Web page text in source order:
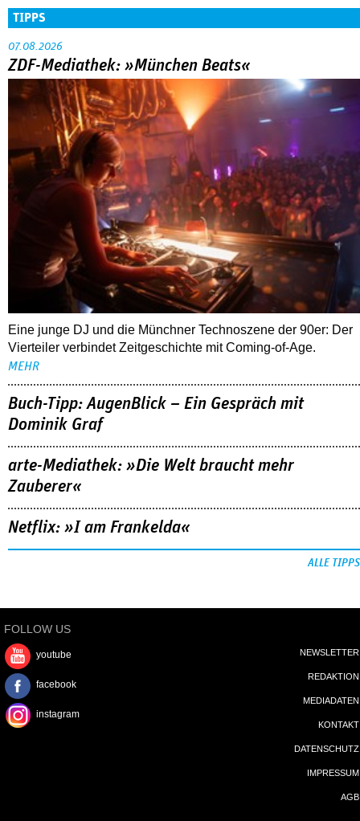
TIPPS
07.08.2026
ZDF-Mediathek: »München Beats«
Eine junge DJ und die Münchner Technoszene der 90er: Der
Vierteiler verbindet Zeitgeschichte mit Coming-of-Age.
MEHR
Buch-Tipp: AugenBlick – Ein Gespräch mit
Dominik Graf
arte-Mediathek: »Die Welt braucht mehr
Zauberer«
Netflix: »I am Frankelda«
ALLE TIPPS
FOLLOW US
youtube
facebook
instagram
NEWSLETTER
REDAKTION
MEDIADATEN
KONTAKT
DATENSCHUTZ
IMPRESSUM
AGB